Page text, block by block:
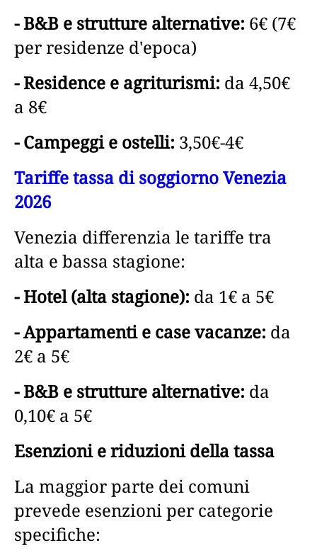
- B&B e strutture alternative: 6€ (7€
per residenze d'epoca)
- Residence e agriturismi: da 4,50€
a 8€
- Campeggi e ostelli: 3,50€-4€
Tariffe tassa di soggiorno Venezia
2026
Venezia differenzia le tariffe tra
alta e bassa stagione:
- Hotel (alta stagione): da 1€ a 5€
- Appartamenti e case vacanze: da
2€ a 5€
- B&B e strutture alternative: da
0,10€ a 5€
Esenzioni e riduzioni della tassa
La maggior parte dei comuni
prevede esenzioni per categorie
specifiche: